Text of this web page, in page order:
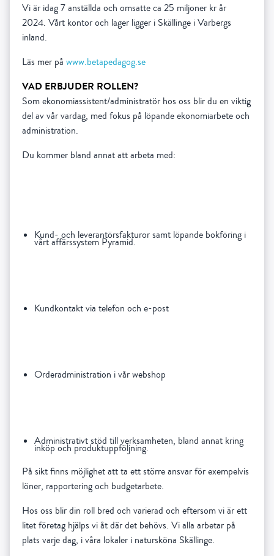
Vi är idag 7 anställda och omsatte ca 25 miljoner kr år
2024. Vårt kontor och lager ligger i Skällinge i Varbergs
inland.
Läs mer på www.betapedagog.se
VAD ERBJUDER ROLLEN?
Som ekonomiassistent/administratör hos oss blir du en viktig
del av vår vardag, med fokus på löpande ekonomiarbete och
administration.
Du kommer bland annat att arbeta med:
Kund- och leverantörsfakturor samt löpande bokföring i
vårt affärssystem Pyramid.
Kundkontakt via telefon och e-post
Orderadministration i vår webshop
Administrativt stöd till verksamheten, bland annat kring
inköp och produktuppföljning.
På sikt finns möjlighet att ta ett större ansvar för exempelvis
löner, rapportering och budgetarbete.
Hos oss blir din roll bred och varierad och eftersom vi är ett
litet företag hjälps vi åt där det behövs. Vi alla arbetar på
plats varje dag, i våra lokaler i natursköna Skällinge.